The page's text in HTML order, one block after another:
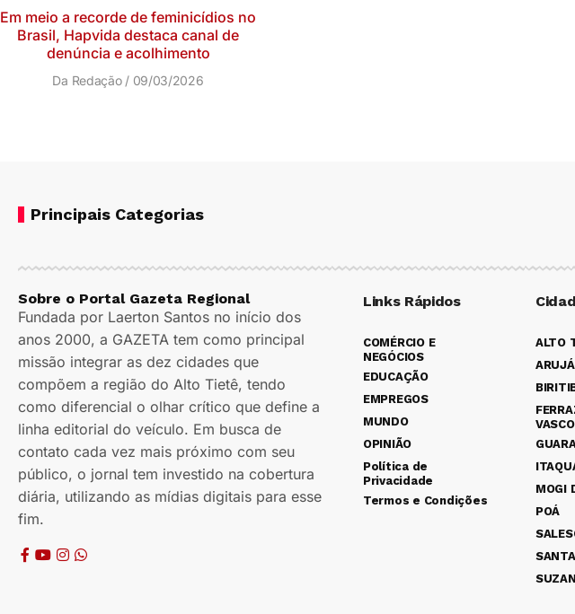
Em meio a recorde de feminicídios no
Brasil, Hapvida destaca canal de
denúncia e acolhimento
Da Redação 09/03/2026
Principais Categorias
Sobre o Portal Gazeta Regional
Fundada por Laerton Santos no início dos
anos 2000, a GAZETA tem como principal
missão integrar as dez cidades que
compõem a região do Alto Tietê, tendo
como diferencial o olhar crítico que define a
linha editorial do veículo. Em busca de
contato cada vez mais próximo com seu
público, o jornal tem investido na cobertura
diária, utilizando as mídias digitais para esse
fim.
Links Rápidos
COMÉRCIO E
NEGÓCIOS
EDUCAÇÃO
EMPREGOS
MUNDO
OPINIÃO
Política de
Privacidade
Termos e Condições
ALTO
ARUJÁ
MOGI
POÁ